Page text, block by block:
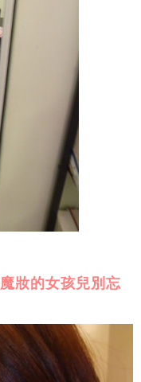
妝的女孩兒別忘